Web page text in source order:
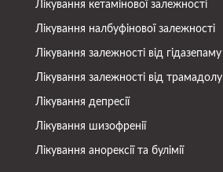
Лікування кетамінової залежності
Лікування налбуфінової залежності
Лікування залежності від гідазепаму
Лікування залежності від трамадолу
Лікування депресії
Лікування шизофренії
Лікування анорексії та булімії